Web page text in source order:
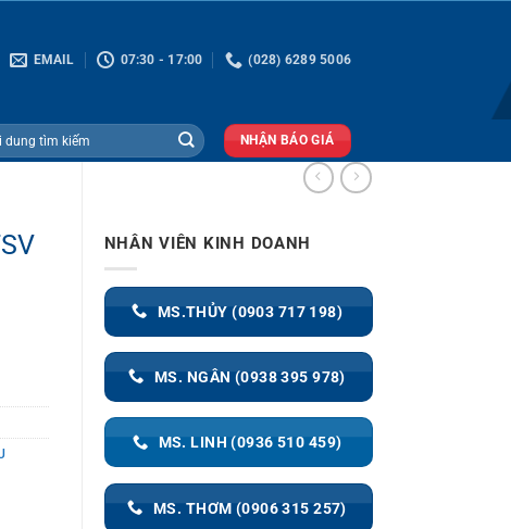
EMAIL 07:30 - 17:00 (028) 6289 5006
NHẬN BÁO GIÁ
NHÂN VIÊN KINH DOANH
MS.THỦY (0903 717 198)
MS. NGÂN (0938 395 978)
MS. LINH (0936 510 459)
MS. THƠM (0906 315 257)